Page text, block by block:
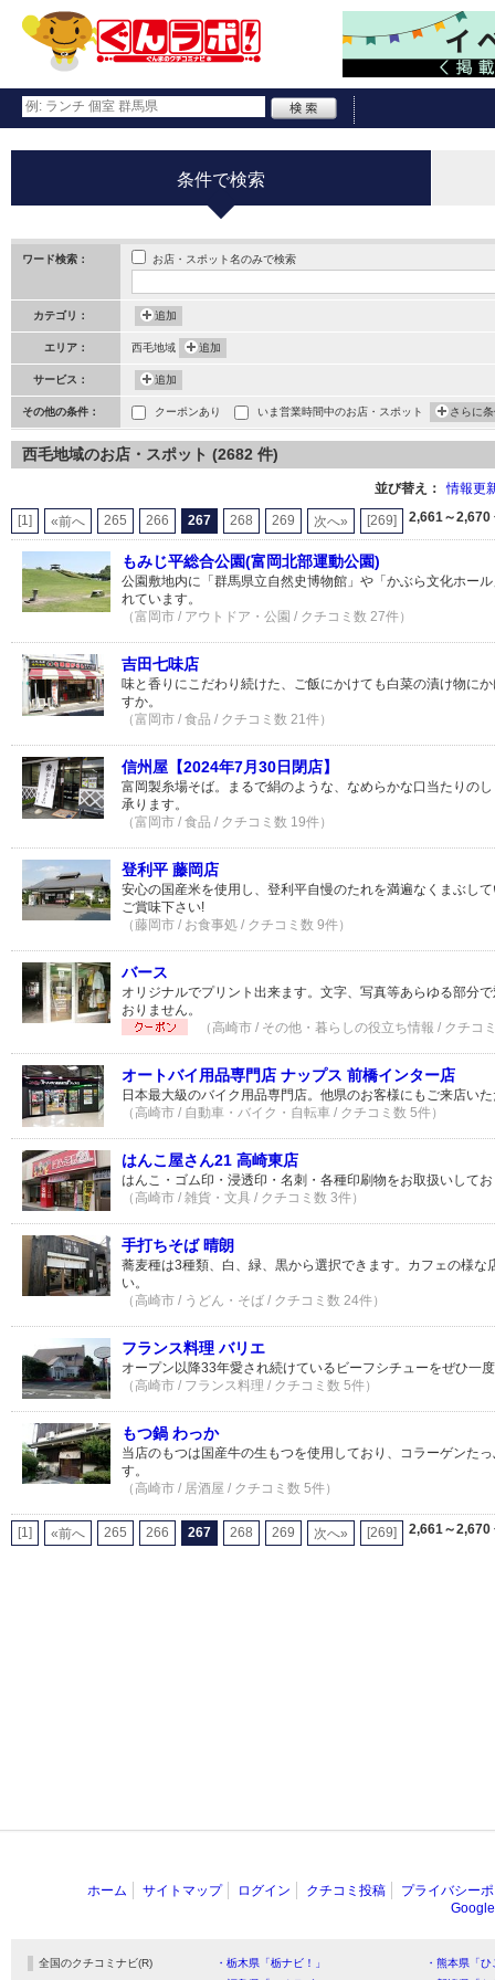
条件で検索
ワード検索： お店・スポット名のみで検索
カテゴリ： 追加
エリア： 西毛地域 追加
サービス： 追加
その他の条件： クーポンあり いま営業時間中のお店・スポット さらに
西毛地域のお店・スポット (2682 件)
並び替え： 情報更
[1] «前へ 265 266 267 268 269 次へ» [269] 2,661～2,670
もみじ平総合公園(富岡北部運動公園)
公園敷地内に「群馬県立自然史博物館」や「かぶら文化ホー
れています。
（富岡市 / アウトドア・公園 / クチコミ数 27件）
吉田七味店
味と香りにこだわり続けた、ご飯にかけても白菜の漬け物に
すか。
（富岡市 / 食品 / クチコミ数 21件）
信州屋【2024年7月30日閉店】
富岡製糸場そば。まるで絹のような、なめらかな口当たりの
承ります。
（富岡市 / 食品 / クチコミ数 19件）
登利平 藤岡店
安心の国産米を使用し、登利平自慢のたれを満遍なくまぶし
ご賞味下さい!
（藤岡市 / お食事処 / クチコミ数 9件）
バース
オリジナルでプリント出来ます。文字、写真等あらゆる部分
おりません。
（高崎市 / その他・暮らしの役立ち情報 / クチコ
オートバイ用品専門店 ナップス 前橋インター店
日本最大級のバイク用品専門店。他県のお客様にもご来店い
（高崎市 / 自動車・バイク・自転車 / クチコミ数 5件）
はんこ屋さん21 高崎東店
はんこ・ゴム印・浸透印・名刺・各種印刷物をお取扱いして
（高崎市 / 雑貨・文具 / クチコミ数 3件）
手打ちそば 晴朗
蕎麦種は3種類、白、緑、黒から選択できます。カフェの様な
い。
（高崎市 / うどん・そば / クチコミ数 24件）
フランス料理 バリエ
オープン以降33年愛され続けているビーフシチューをぜひ一
（高崎市 / フランス料理 / クチコミ数 5件）
もつ鍋 わっか
当店のもつは国産牛の生もつを使用しており、コラーゲンた
す。
（高崎市 / 居酒屋 / クチコミ数 5件）
[1] «前へ 265 266 267 268 269 次へ» [269] 2,661～2,670
ホーム サイトマップ ログイン クチコミ投稿
プライバシー
全国のクチコミナビ(R) ・栃木県「栃ナビ！」
・熊本県「